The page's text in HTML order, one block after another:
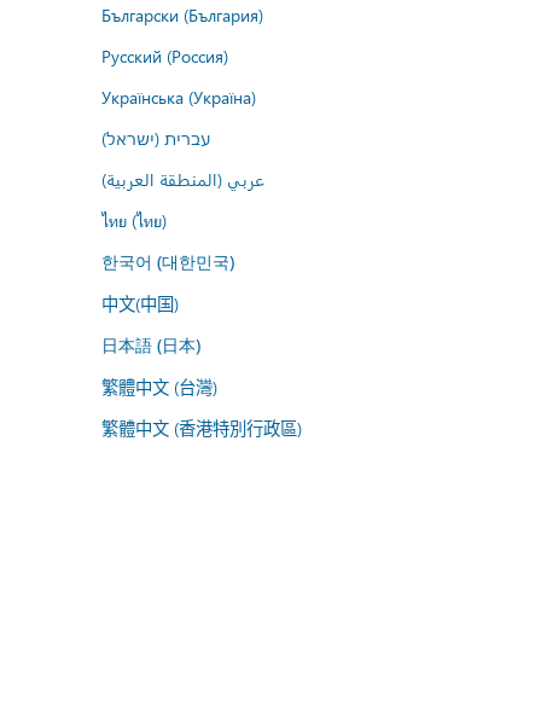
Български (България)
Русский (Россия)
Українська (Україна)
עברית (ישראל)
عربي (المنطقة العربية)
ไทย (ไทย)
한국어 (대한민국)
中文(中国)
日本語 (日本)
繁體中文 (台灣)
繁體中文 (香港特別行政區)